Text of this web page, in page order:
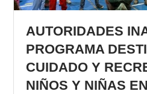
AUTORIDADES
PROGRAMA
CUIDADO Y
NIÑOS Y NIÑAS